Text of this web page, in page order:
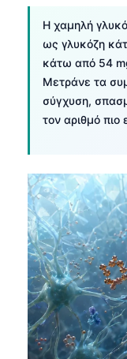
Η χαμηλή
ως γλυκόζη
κάτω από 54
Μετράνε τα
σύγχυση,
τον αριθμό πιο
Српски
Svenska
Bosanski
Azərbaycan
Eesti
日本語
Čeština
Lietuvių
Polski
한국어
Slovenščina